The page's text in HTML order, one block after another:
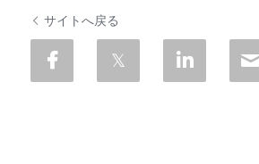
サイトへ戻る